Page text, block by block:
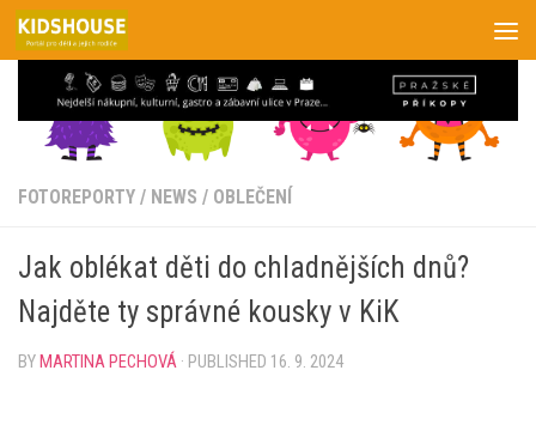
Skip to content
FOTOREPORTY / NEWS / OBLEČENÍ
Jak oblékat děti do chladnějších dnů?
Najděte ty správné kousky v KiK
BYMARTINA PECHOVÁ · PUBLISHED 16. 9. 2024